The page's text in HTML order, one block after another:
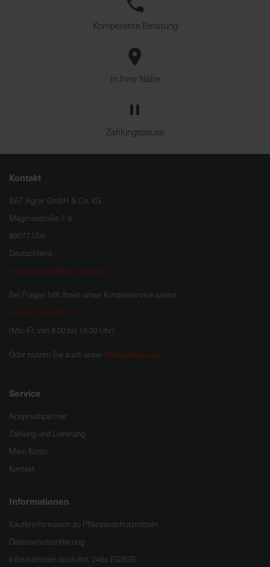
Kompetente Beratung
In Ihrer Nähe
Zahlungspause
Kontakt
BAT Agrar GmbH & Co. KG
Magirusstraße 7-9
89077 Ulm
Deutschland
hug.zentrale@bat-agrar.de
Bei Fragen hilft Ihnen unser Kundenservice weiter:
+49 251 60957 47
(Mo.-Fr. von 8.00 bis 16.00 Uhr)
Oder nutzen Sie auch unser Onlineformular.
Service
Ansprechpartner
Zahlung und Lieferung
Mein Konto
Kontakt
Informationen
Käuferinformation zu Pflanzenschutzmitteln
Datenschutzerklärung
Informationen nach Art. 246c EGBGB